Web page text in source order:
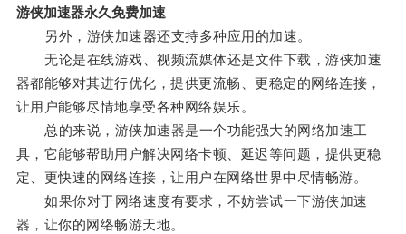
游侠加速器永久免费加速
另外，游侠加速器还支持多种应用的加速。
无论是在线游戏、视频流媒体还是文件下载，游侠加速
器都能够对其进行优化，提供更流畅、更稳定的网络连接，
让用户能够尽情地享受各种网络娱乐。
总的来说，游侠加速器是一个功能强大的网络加速工
具，它能够帮助用户解决网络卡顿、延迟等问题，提供更稳
定、更快速的网络连接，让用户在网络世界中尽情畅游。
如果你对于网络速度有要求，不妨尝试一下游侠加速
器，让你的网络畅游天地。